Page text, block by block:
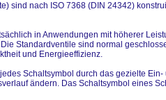
sind nach ISO 7368 (DIN 24342)
in Anwendungen mit höherer
Standardventile sind normal
und Energieeffizienz.
Schaltsymbol durch das gezielte
ändern. Das Schaltsymbol eines